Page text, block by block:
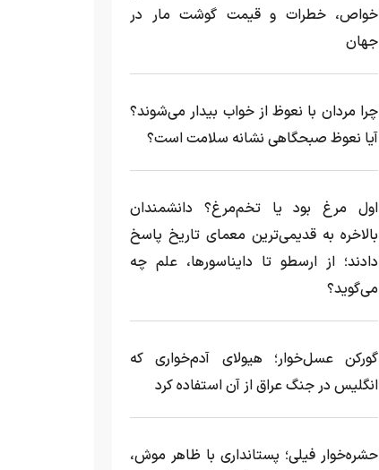
خواص، خطرات و قیمت گوشت مار در
جهان
چرا مردان با نعوظ از خواب بیدار می‌شوند؟
آیا نعوظ صبحگاهی نشانه سلامت است؟
اول مرغ بود یا تخم‌مرغ؟ دانشمندان
بالاخره به قدیمی‌ترین معمای تاریخ پاسخ
دادند؛ از ارسطو تا دایناسورها، علم چه
می‌گوید؟
گورکن عسل‌خوار؛ هیولای آدم‌خواری که
انگلیس در جنگ عراق از آن استفاده کرد
حشره‌خوار فیلی؛ پستانداری با ظاهر موش،